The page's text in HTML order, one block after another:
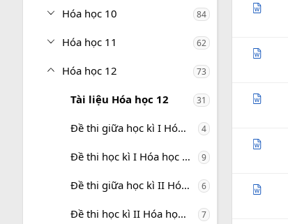
Hóa học 10 84
Hóa học 11 62
Hóa học 12 73
Tài liệu Hóa học 12 31
Đề thi giữa học kì I Hóa học 12 4
Đề thi học kì I Hóa học 12 9
Đề thi giữa học kì II Hóa học 12 6
Đề thi học kì II Hóa học 12 7